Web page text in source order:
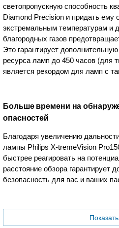
светопропускную способность
Diamond Precision и придать ему
экстремальным температурам и
благородных газов
Это гарантирует
ресурса ламп до 450 часов (для
является рекордом для ламп с
Больше времени на
опасностей
Благодаря увеличению
лампы Philips X-tremeVision
быстрее реагировать на
расстояние обзора гарантирует
безопасность для вас и ваших